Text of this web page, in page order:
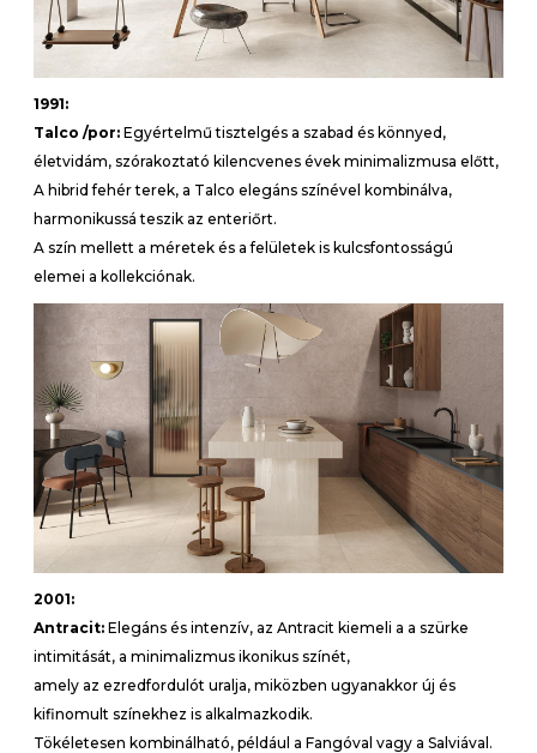
1991:
Talco /por:Egyértelmű tisztelgés a szabad és könnyed,
életvidám, szórakoztató kilencvenes évek minimalizmusa előtt,
A hibrid fehér terek, a Talco elegáns színével kombinálva,
harmonikussá teszik az enteriőrt.
A szín mellett a méretek és a felületek is kulcsfontosságú
elemei a kollekciónak.
2001:
Antracit: Elegáns és intenzív, az Antracit kiemeli a a szürke
intimitását, a minimalizmus ikonikus színét,
amely az ezredfordulót uralja, miközben ugyanakkor új és
kifinomult színekhez is alkalmazkodik.
Tökéletesen kombinálható, például a Fangóval vagy a Salviával.